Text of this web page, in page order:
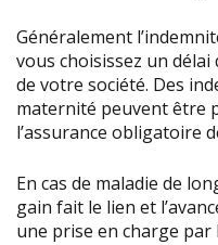
Généralement
vous choisissez un délai
de votre société. Des
maternité peuvent être
l’assurance obligatoire
En cas de maladie de
gain fait le lien et
une prise en charge par